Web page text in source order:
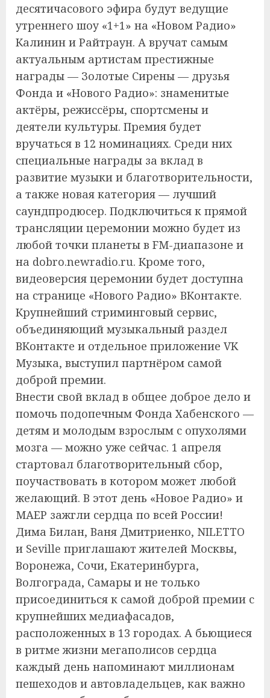
десятичасового эфира будут ведущие
утреннего шоу «1+1» на «Новом Радио»
Калинин и Райтраун. А вручат самым
актуальным артистам престижные
награды — Золотые Сирены — друзья
Фонда и «Нового Радио»: знаменитые
актёры, режиссёры, спортсмены и
деятели культуры. Премия будет
вручаться в 12 номинациях. Среди них
специальные награды за вклад в
развитие музыки и благотворительности,
а также новая категория — лучший
саундпродюсер. Подключиться к прямой
трансляции церемонии можно будет из
любой точки планеты в FM-диапазоне и
на dobro.newradio.ru. Кроме того,
видеоверсия церемонии будет доступна
на странице «Нового Радио» ВКонтакте.
Крупнейший стриминговый сервис,
объединяющий музыкальный раздел
ВКонтакте и отдельное приложение VK
Музыка, выступил партнёром самой
доброй премии.
Внести свой вклад в общее доброе дело и
помочь подопечным Фонда Хабенского —
детям и молодым взрослым с опухолями
мозга — можно уже сейчас. 1 апреля
стартовал благотворительный сбор,
поучаствовать в котором может любой
желающий. В этот день «Новое Радио» и
МАЕР зажгли сердца по всей России!
Дима Билан, Ваня Дмитриенко, NILETTO
и Seville приглашают жителей Москвы,
Воронежа, Сочи, Екатеринбурга,
Волгограда, Самары и не только
присоединиться к самой доброй премии с
крупнейших медиафасадов,
расположенных в 13 городах. А бьющиеся
в ритме жизни мегаполисов сердца
каждый день напоминают миллионам
пешеходов и автовладельцев, как важно